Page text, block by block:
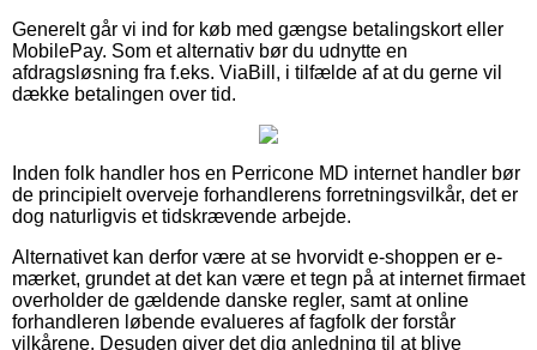
Generelt går vi ind for køb med gængse betalingskort eller
MobilePay. Som et alternativ bør du udnytte en
afdragsløsning fra f.eks. ViaBill, i tilfælde af at du gerne vil
dække betalingen over tid.
Inden folk handler hos en Perricone MD internet handler bør
de principielt overveje forhandlerens forretningsvilkår, det er
dog naturligvis et tidskrævende arbejde.
Alternativet kan derfor være at se hvorvidt e-shoppen er e-
mærket, grundet at det kan være et tegn på at internet firmaet
overholder de gældende danske regler, samt at online
forhandleren løbende evalueres af fagfolk der forstår
vilkårene. Desuden giver det dig anledning til at blive